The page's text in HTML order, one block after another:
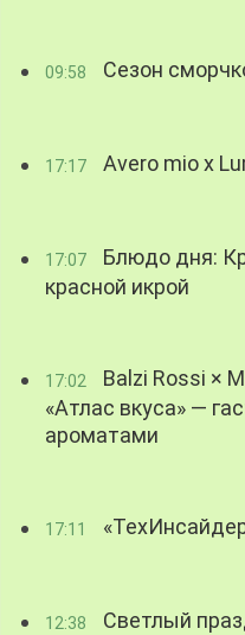
09:58 Сезон
17:17 Avero mio x
17:07
Блюдо дня:
красной икрой
17:02
Balzi Rossi ×
«Атлас вкуса» —
ароматами
17:11
12:38
Светлый